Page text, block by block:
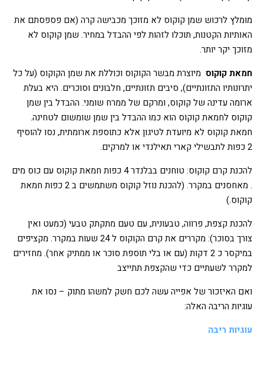
מומלץ לרכוש שמן קוקוס לא מזוכך מכבישה קרה (אם פספסתם את
האותיות הקטנות, תוכלו לזהות לפי ההבדל במחיר. שמן קוקוס לא
מזוכך יקר יותר.
חמאת קוקוס מיוצרת מבשר הקוקוס וכוללת את שמן הקוקוס (על כל
יתרונותיו התזונתיים), סיבים תזונתיים, חלבונים וסוכרים. היא בעלת
ארומה עדינה של קוקוס, ומרקם של ממרח שומני. ההבדל בין שמן
קוקוס לחמאת קוקוס הוא כמו ההבדל בין שמן שומשום לטחינה.
חמאת קוקוס לא מיועדת לטיגון אלא כתוספת ארומתית, נסו להוסיף
2 כפות לתבשילי קארי תאילנדי או למרקים.
להכנת קרם קוקוס: טוחנים בבלנדר 4 כפות חמאת קוקוס עם כוס מים
. מאחסנים במקרר. (להכנת נוזל קוקוס משתמשים ב 2 כפות חמאת
קוקוס.)
להכנת קצפת, פרווה, טבעונית, עם טעם מתקתק טבעי (כמעט ואין
צורך בסוכר): מקררים את קרם הקוקוס ל 24 שעות במקרר. מקציפים
במיקסר כ 2 דקות (עם או בלי תוספת סוכר או ממתיק אחר). מחזירים
למקרר לשעתיים כדי שהקצפת תתייצב
ואם האיזכור של אפייה עשה לכם חשק למשהו מתוק – נסו את
עוגיות הריבה האלה:
עוגיות ריבה